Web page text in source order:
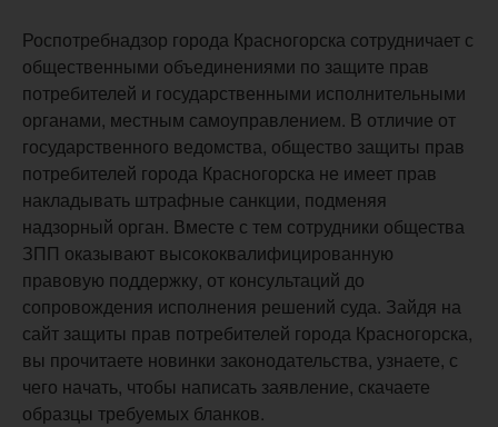
Роспотребнадзор города Красногорска сотрудничает с
общественными объединениями по защите прав
потребителей и государственными исполнительными
органами, местным самоуправлением. В отличие от
государственного ведомства, общество защиты прав
потребителей города Красногорска не имеет прав
накладывать штрафные санкции, подменяя
надзорный орган. Вместе с тем сотрудники общества
ЗПП оказывают высококвалифицированную
правовую поддержку, от консультаций до
сопровождения исполнения решений суда. Зайдя на
сайт защиты прав потребителей города Красногорска,
вы прочитаете новинки законодательства, узнаете, с
чего начать, чтобы написать заявление, скачаете
образцы требуемых бланков.